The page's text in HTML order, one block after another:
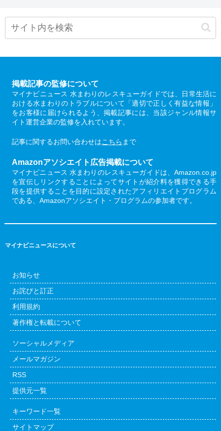
掲載記事の監修について
マイナビニュース 水まわりのレスキューガイドでは、日常生活に
おける水まわりのトラブルについて「適切で正しく有益な情報」
をお客様に届けられるよう、掲載記事には、当該ジャンル情報サ
イト運営企業の監修を入れています。
記事に関するお問い合わせはこちら まで
Amazonアソシエイト広告掲載について
マイナビニュース 水まわりのレスキューガイドは、Amazon.co.jp
を宣伝しリンクすることによってサイトが紹介料を獲得できる手
段を提供することを目的に設定されたアフィリエイトプログラム
である、Amazonアソシエイト・プログラムの参加者です。
マイナビニュースについて
お知らせ
お詫びと訂正
利用規約
著作権と転載について
ソーシャルメディア
メールマガジン
RSS
提供元一覧
キーワード一覧
サイトマップ